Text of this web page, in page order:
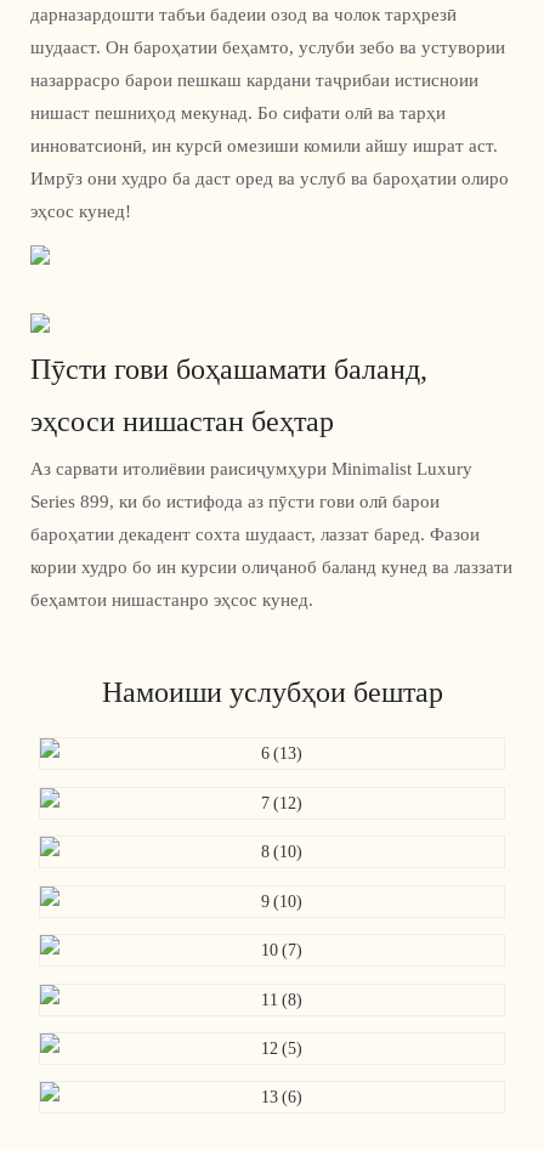
дарназардошти табъи бадеии озод ва чолок тарҳрезӣ
шудааст. Он бароҳатии беҳамто, услуби зебо ва устувории
назаррасро барои пешкаш кардани таҷрибаи истисноии
нишаст пешниҳод мекунад. Бо сифати олӣ ва тарҳи
инноватсионӣ, ин курсӣ омезиши комили айшу ишрат аст.
Имрӯз они худро ба даст оред ва услуб ва бароҳатии олиро
эҳсос кунед!
Пӯсти гови боҳашамати баланд,
эҳсоси нишастан беҳтар
Аз сарвати итолиёвии раисиҷумҳури Minimalist Luxury
Series 899, ки бо истифода аз пӯсти гови олӣ барои
бароҳатии декадент сохта шудааст, лаззат баред. Фазои
кории худро бо ин курсии олиҷаноб баланд кунед ва лаззати
беҳамтои нишастанро эҳсос кунед.
Намоиши услубҳои бештар